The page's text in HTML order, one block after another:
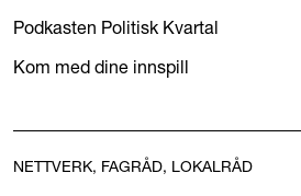
Podkasten Politisk Kvartal
Kom med dine innspill
NETTVERK, FAGRÅD, LOKALRÅD